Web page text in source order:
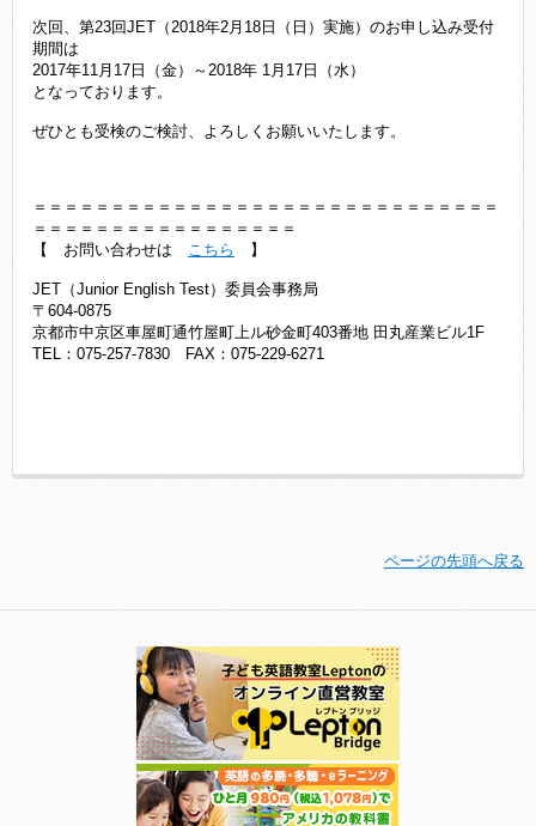
次回、第23回JET（2018年2月18日（日）実施）のお申し込み受付
期間は
2017年11月17日（金）～2018年 1月17日（水）
となっております。
ぜひとも受検のご検討、よろしくお願いいたします。
＝＝＝＝＝＝＝＝＝＝＝＝＝＝＝＝＝＝＝＝＝＝＝＝＝＝＝＝＝＝
＝＝＝＝＝＝＝＝＝＝＝＝＝＝＝＝＝
【 お問い合わせは こちら 】
JET（Junior English Test）委員会事務局
〒604-0875
京都市中京区車屋町通竹屋町上ル砂金町403番地 田丸産業ビル1F
TEL：075-257-7830 FAX：075-229-6271
ページの先頭へ戻る